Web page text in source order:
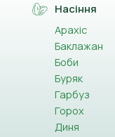
Насіння
Арахіс
Баклажан
Боби
Буряк
Гарбуз
Горох
Диня